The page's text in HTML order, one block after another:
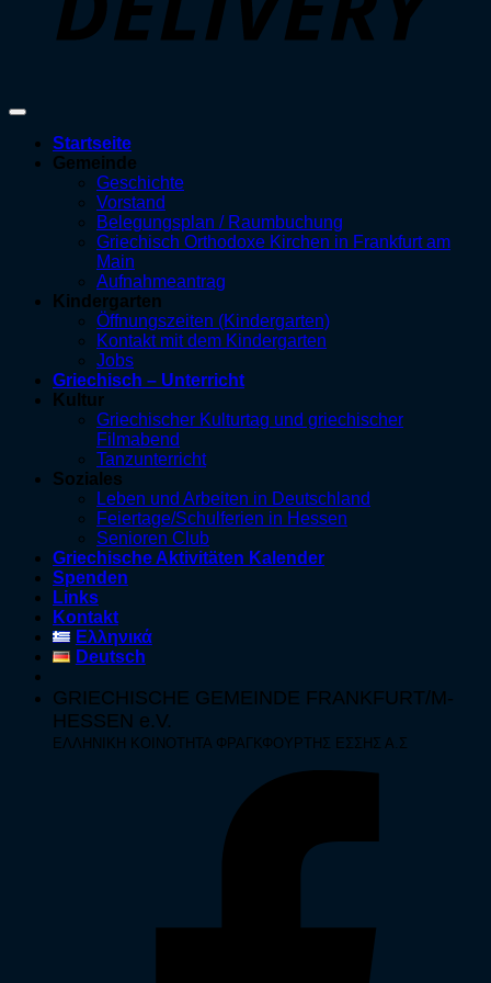
Startseite
Gemeinde
Geschichte
Vorstand
Belegungsplan / Raumbuchung
Griechisch Orthodoxe Kirchen in Frankfurt am
Main
Aufnahmeantrag
Kindergarten
Öffnungszeiten (Kindergarten)
Kontakt mit dem Kindergarten
Jobs
Griechisch – Unterricht
Kultur
Griechischer Kulturtag und griechischer
Filmabend
Tanzunterricht
Soziales
Leben und Arbeiten in Deutschland
Feiertage/Schulferien in Hessen
Senioren Club
Griechische Aktivitäten Kalender
Spenden
Links
Kontakt
Ελληνικά
Deutsch
GRIECHISCHE GEMEINDE FRANKFURT/M-
HESSEN e.V.
ΕΛΛΗΝΙΚΗ ΚΟΙΝΟΤΗΤΑ ΦΡΑΓΚΦΟΥΡΤΗΣ ΕΣΣΗΣ Α.Σ